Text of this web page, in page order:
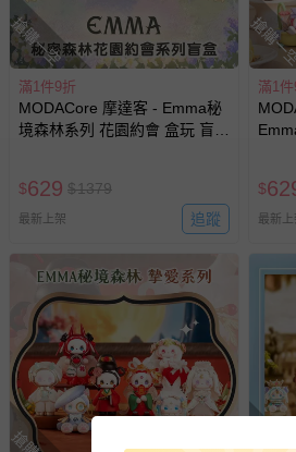
商品實際的配達日期，可於訂單個
已出貨通知之訊息為主。
如您收到商品，請依正常流程檢
情形，您可申請更換新品或退貨，
若您對於會員帳號、商品訂購與資
預購商品：預購為海外同步代購
商品如因「價格、組合」等錯誤原
會主動以簡訊及mail通知訂單取消
償。
搶購一空
滿1件9折
MODACore 摩達客 - Emma秘
境森林系列 花園約會 盒玩 盲盒
$629 $1379
最新上架 追蹤
搶購
滿1
$
最新上